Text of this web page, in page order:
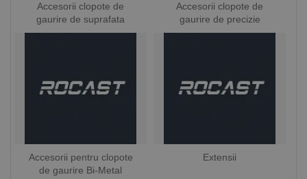
Accesorii clopote de
gaurire de suprafata
Accesorii clopote de
gaurire de precizie
Accesorii pentru clopote
de gaurire Bi-Metal
Extensii